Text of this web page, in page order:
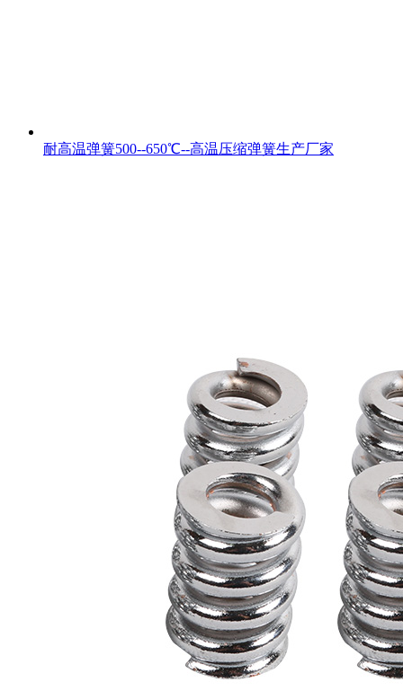
耐高温弹簧500--650℃--高温压缩弹簧生产厂家